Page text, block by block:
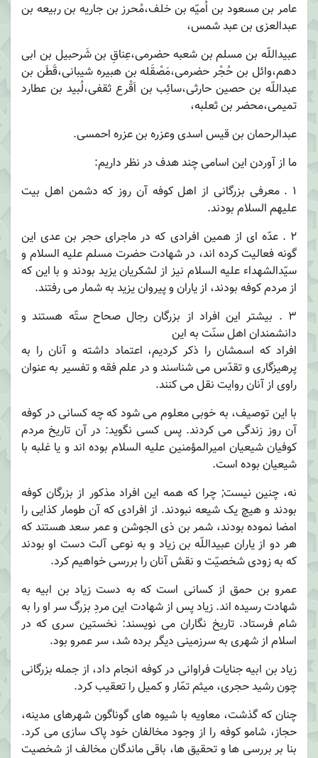
عامر بن مسعود بن اُمیّه بن خلف،مُحرز بن جاریه بن ربیعه بن
عبدالعزی بن عبد شمس،
عبیداللّه بن مسلم بن شعبه حضرمی،عِناقِ بن شَرحبیل بن ابی
دهم،وائل بن حُجْر حضرمی،مَصْقَله بن هبیره شیبانی،قَطَن بن
عبداللّه بن حصین حارثی،سائِب بن اَقْرع ثقفی،لُبید بن عطارد
تمیمی،محضر بن ثعلبه،
عبدالرحمان بن قیس اسدی وعزره بن عزره احمسی.
ما از آوردن این اسامی چند هدف در نظر داریم:
1 . معرفی بزرگانی از اهل کوفه آن روز که دشمن اهل بیت
علیهم السلام بودند.
2 . عدّه ای از همین افرادی که در ماجرای حجر بن عدی این
گونه فعالیت کرده اند، در شهادت حضرت مسلم علیه السلام و
سیّدالشهداء علیه السلام نیز از لشکریان یزید بودند و با این که
از مردم کوفه بودند، از یاران و پیروان یزید به شمار می رفتند.
3 . بیشتر این افراد از بزرگان رجال صحاح ستّه هستند و
دانشمندان اهل سنّت به این
افراد که اسمشان را ذکر کردیم، اعتماد داشته و آنان را به
پرهیزگاری و تقدّس می شناسند و در علم فقه و تفسیر به عنوان
راوی از آنان روایت نقل می کنند.
با این توصیف، به خوبی معلوم می شود که چه کسانی در کوفه
آن روز زندگی می کردند. پس کسی نگوید: در آن تاریخ مردم
کوفیان شیعیان امیرالمؤمنین علیه السلام بوده اند و یا غلبه با
شیعیان بوده است.
نه، چنین نیست; چرا که همه این افراد مذکور از بزرگان کوفه
بودند و هیچ یک شیعه نبودند. از افرادی که آن طومار کذایی را
امضا نموده بودند، شمر بن ذی الجوشن و عمر سعد هستند که
هر دو از یاران عبیداللّه بن زیاد و به نوعی آلت دست او بودند
که به زودی شخصیّت و نقش آنان را بررسی خواهیم کرد.
عمرو بن حمق از کسانی است که به دست زیاد بن ابیه به
شهادت رسیده اند. زیاد پس از شهادت این مردِ بزرگ سر او را به
شام فرستاد. تاریخ نگاران می نویسند: نخستین سری که در
اسلام از شهری به سرزمینی دیگر برده شد، سر عمرو بود.
زیاد بن ابیه جنایات فراوانی در کوفه انجام داد، از جمله بزرگانی
چون رشید حجری، میثم تمّار و کمیل را تعقیب کرد.
چنان که گذشت، معاویه با شیوه های گوناگون شهرهای مدینه،
حجاز، شامو کوفه را از وجود مخالفان خود پاک سازی می کرد.
بنا بر بررسی ها و تحقیق ها، باقی ماندگان مخالف از شخصیت